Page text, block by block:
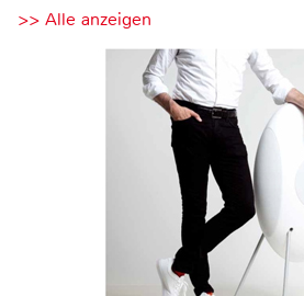
>> Alle anzeigen